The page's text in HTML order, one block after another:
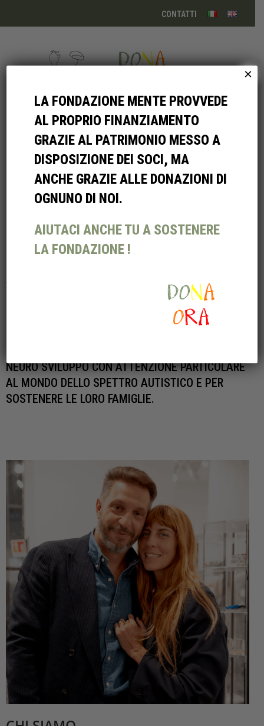
CONTATTI
LA
FONDAZIONE
MENTE
LA FONDAZIONE È STATA FONDATA DA MANUELE
D’OPPIDO E VANESSA BOZZACCHI, PARTENDO
VEDERE LE LACUNE E LE MANCANZE CHE CI SONO
PER I BAMBINI ED I RAGAZZI CON PROBLEMI DEL
NEURO SVILUPPO. CREARE SPAZI ADEGUATI E
NEURO SVILUPPO CON ATTENZIONE PARTICOLARE
AL MONDO DELLO SPETTRO AUTISTICO E PER
SOSTENERE LE LORO FAMIGLIE.
LA FONDAZIONE MENTE PROVVEDE
AL PROPRIO FINANZIAMENTO
GRAZIE AL PATRIMONIO MESSO A
DISPOSIZIONE DEI SOCI, MA
ANCHE GRAZIE ALLE DONAZIONI DI
OGNUNO DI NOI.
AIUTACI ANCHE TU A SOSTENERE
LA FONDAZIONE !
×